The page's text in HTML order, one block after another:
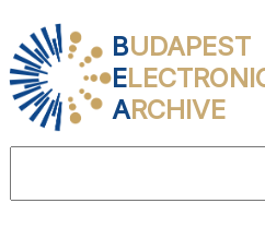
BUDAPEST
E
ARCHIVE